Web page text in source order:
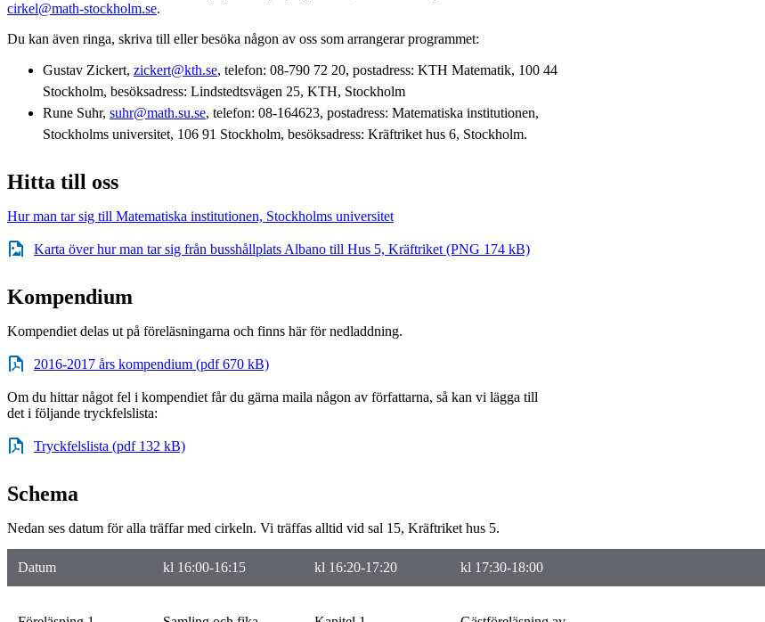
cirkel@math-stockholm.se.
Du kan även ringa, skriva till eller besöka någon av oss som arrangerar programmet:
Gustav Zickert, zickert@kth.se, telefon: 08-790 72 20, postadress: KTH Matematik, 100 44
Stockholm, besöksadress: Lindstedtsvägen 25, KTH, Stockholm
Rune Suhr, suhr@math.su.se, telefon: 08‑164623, postadress: Matematiska institutionen,
Stockholms universitet, 106 91 Stockholm, besöksadress: Kräftriket hus 6, Stockholm.
Hitta till oss
Hur man tar sig till Matematiska institutionen, Stockholms universitet
Karta över hur man tar sig från busshållplats Albano till Hus 5, Kräftriket (PNG 174 kB)
Kompendium
Kompendiet delas ut på föreläsningarna och finns här för nedladdning.
2016-2017 års kompendium (pdf 670 kB)
Om du hittar något fel i kompendiet får du gärna maila någon av författarna, så kan vi lägga till
det i följande tryckfelslista:
Tryckfelslista (pdf 132 kB)
Schema
Nedan ses datum för alla träffar med cirkeln. Vi träffas alltid vid sal 15, Kräftriket hus 5.
Datum kl 16:00-16:15 kl 16:20-17:20 kl 17:30-18:00